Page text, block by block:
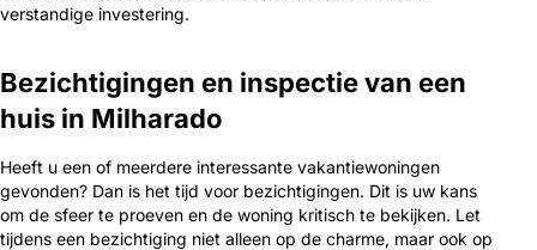
verstandige investering.
Bezichtigingen en inspectie van een
huis in Milharado
Heeft u een of meerdere interessante vakantiewoningen
gevonden? Dan is het tijd voor bezichtigingen. Dit is uw kans
om de sfeer te proeven en de woning kritisch te bekijken. Let
tijdens een bezichtiging niet alleen op de charme, maar ook op